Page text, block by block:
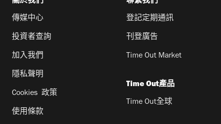
傳媒中心
投資者查詢
加入我們
隱私聲明
Cookies 政策
使用條款
登記定期通訊
刊登廣告
Time Out Market
Time Out產品
Time Out全球